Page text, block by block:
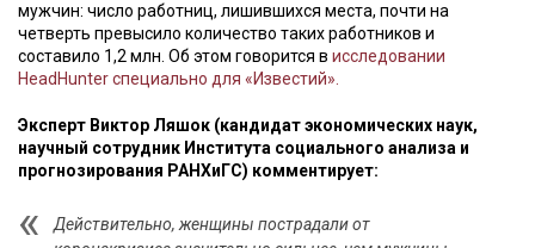
Lifestyle
Мурзилка
мужчин: число работниц, лишившихся места, почти на
четверть превысило количество таких работников и
составило 1,2 млн. Об этом говорится в исследовании
HeadHunter специально для «Известий».
Эксперт Виктор Ляшок (кандидат экономических наук,
научный сотрудник Института социального анализа и
прогнозирования РАНХиГС) комментирует:
Действительно, женщины пострадали от